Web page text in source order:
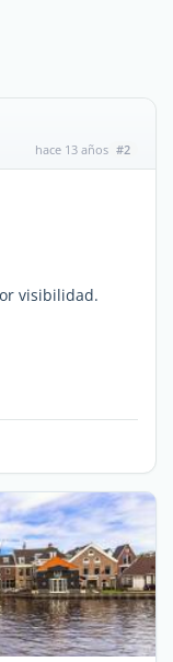
hace 13 años #2
visibilidad.